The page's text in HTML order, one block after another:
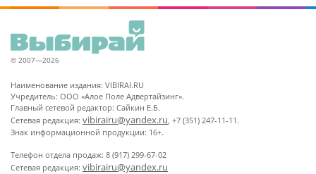
© 2007—2026
Наименование издания: VIBIRAI.RU
Учредитель: ООО «Алое Поле Адвертайзинг».
Главный сетевой редактор: Сайкин Е.Б.
Сетевая редакция: vibirairu@yandex.ru, +7 (351) 247-11-11.
Знак информационной продукции: 16+.
Телефон отдела продаж: 8 (917) 299-67-02
Сетевая редакция: vibirairu@yandex.ru